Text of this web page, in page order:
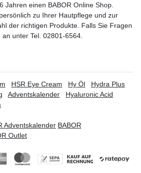
Jahren einen BABOR Online Shop.
zu Ihrer Hautpflege und zur
der richtigen Produkte. Falls Sie Fragen
unter Tel. 02801-6564.
HSR Eye Cream Hy Öl
Hydra Plus
Adventskalender
Hyaluronic Acid
Adventskalender BABOR
Outlet